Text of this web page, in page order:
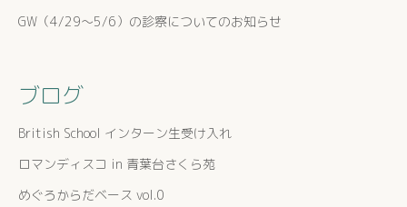
GW（4/29～5/6）の診察についてのお知らせ
ブログ
British School インターン生受け入れ
ロマンディスコ in 青葉台さくら苑
めぐろからだベース vol.0